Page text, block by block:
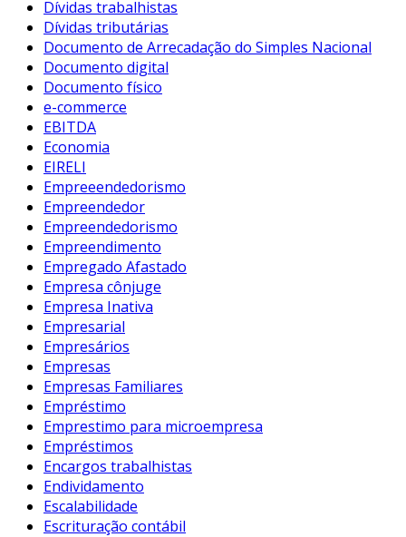
Dívidas trabalhistas
Dívidas tributárias
Documento de Arrecadação do Simples Nacional
Documento digital
Documento físico
e-commerce
EBITDA
Economia
EIRELI
Empreeendedorismo
Empreendedor
Empreendedorismo
Empreendimento
Empregado Afastado
Empresa cônjuge
Empresa Inativa
Empresarial
Empresários
Empresas
Empresas Familiares
Empréstimo
Emprestimo para microempresa
Empréstimos
Encargos trabalhistas
Endividamento
Escalabilidade
Escrituração contábil